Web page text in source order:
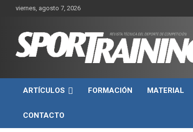
viernes, agosto 7, 2026
Revista técnica del
deporte Sport
rendimiento, nutrición y entrenamiento.
ARTÍCULOS
FORMACIÓN MATERIAL
CONTACTO